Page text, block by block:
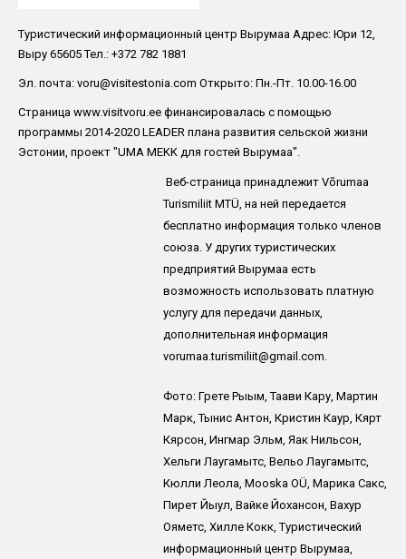
Туристический информационный центр Вырумаа Адрес: Юри 12,
Выру 65605 Тел.: +372 782 1881
Эл. почта: voru@visitestonia.com Открыто: Пн.-Пт. 10.00-16.00
Страница www.visitvoru.ee финансировалась с помощью
программы 2014-2020 LEADER плана развития сельской жизни
Эстонии, проект "UMA MEKK для гостей Вырумаа".
Веб-страница принадлежит Võrumaa
Turismiliit MTÜ, на ней передается
бесплатно информация только членов
союза. У других туристических
предприятий Вырумаа есть
возможность использовать платную
услугу для передачи данных,
дополнительная информация
vorumaa.turismiliit@gmail.com.
Фото: Грете Рыым, Таави Кару, Мартин
Марк, Тынис Антон, Кристин Каур, Кярт
Кярсон, Ингмар Эльм, Яак Нильсон,
Хельги Лаугамытс, Вельо Лаугамытс,
Кюлли Леола, Mooska OÜ, Марика Сакс,
Пирет Йыул, Вайке Йохансон, Вахур
Ояметс, Хилле Кокк, Туристический
информационный центр Вырумаа,